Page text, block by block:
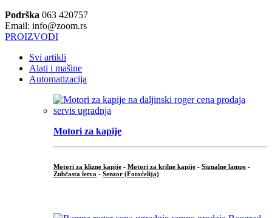
Podrška 063 420757
Email: info@zoom.rs
PROIZVODI
Svi artikli
Alati i mašine
Automatizacija
Motori za kapije
Motori za klizne kapije - Motori za krilne kapije - Signalne lampe -
Zubčasta letva - Senzor (Fotoćelija)